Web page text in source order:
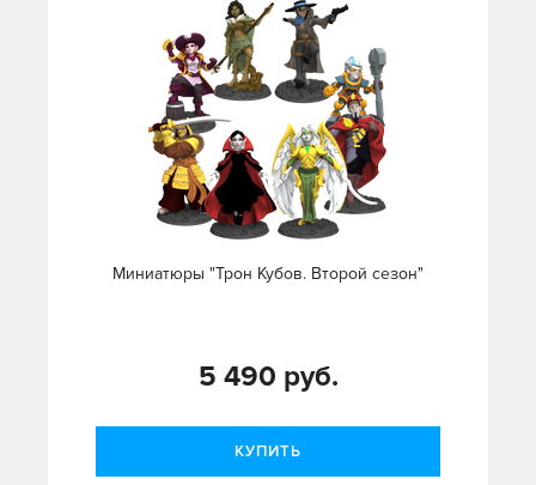
Миниатюры "Трон Кубов. Второй сезон"
5 490 руб.
КУПИТЬ